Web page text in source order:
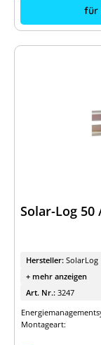
für
Solar-Log 50
Hersteller: SolarLog
+ mehr anzeigen
Art. Nr.: 3247
Montageart: